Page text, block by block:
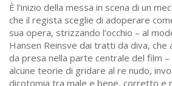
È l’inizio della messa in scena di un
che il regista sceglie di adoperare
sua opera, strizzando l’occhio – al
Hansen Reinsve dai tratti da diva, che
da presa nella parte centrale del film
alcune teorie di gridare al re nudo,
dicotomia tra male e bene, corretto e